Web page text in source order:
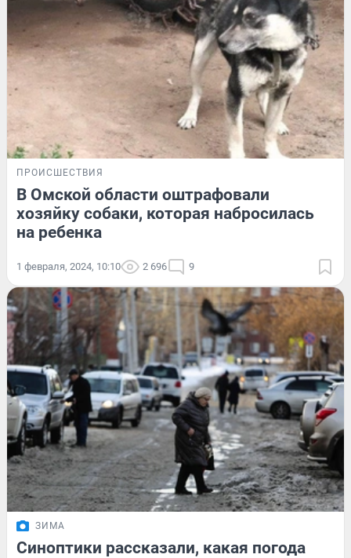
ПРОИСШЕСТВИЯ
В Омской области оштрафовали
хозяйку собаки, которая набросилась
на ребенка
1 февраля, 2024, 10:10 2 696 9
ЗИМА
Синоптики рассказали, какая погода